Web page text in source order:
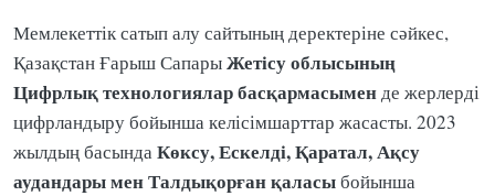
Мемлекеттік сатып алу сайтының деректеріне сәйкес,
Қазақстан Ғарыш СапарыЖетісу облысының
Цифрлық технологиялар басқармасымен де жерлерді
цифрландыру бойынша келісімшарттар жасасты. 2023
жылдың басында Көксу, Ескелді, Қаратал, Ақсу
аудандары мен Талдықорған қаласыбойынша